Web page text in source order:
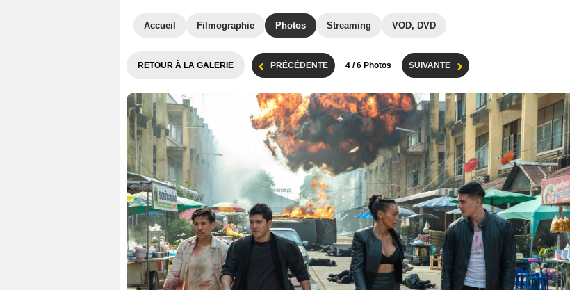
Accueil Filmographie Photos Streaming VOD, DVD
RETOUR À LA GALERIE PRÉCÉDENTE 4 / 6 Photos SUIVANTE